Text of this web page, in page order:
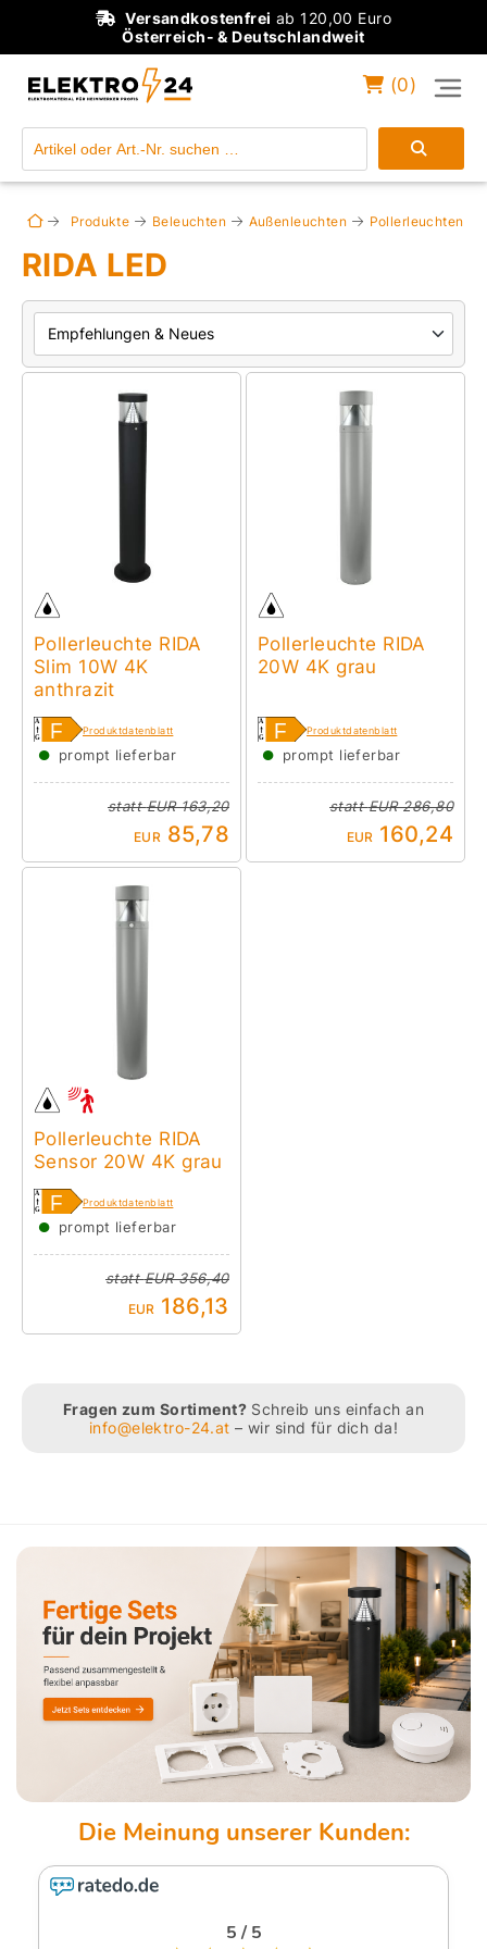
Versandkostenfrei ab 120,00 Euro
Österreich- & Deutschlandweit
Einloggen
(0)
Produkte Beleuchten Außenleuchten Pollerleuchten
RIDA LED
Pollerleuchte RIDA
Slim 10W 4K
anthrazit
Produktdatenblatt
● prompt lieferbar
stattEUR 163,20
EUR 85,78
Pollerleuchte RIDA
20W 4K grau
Produktdatenblatt
● prompt lieferbar
stattEUR 286,80
EUR 160,24
Pollerleuchte RIDA
Sensor 20W 4K grau
Produktdatenblatt
● prompt lieferbar
stattEUR 356,40
EUR 186,13
Fragen zum Sortiment? Schreib uns einfach an
info@elektro-24.at – wir sind für dich da!
5 / 5